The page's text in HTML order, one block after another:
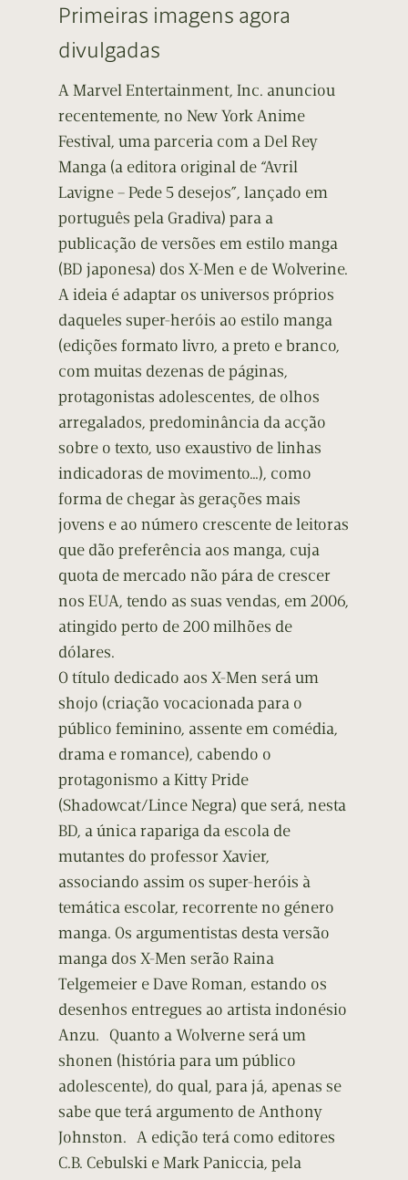
Primeiras imagens agora
divulgadas
A Marvel Entertainment, Inc. anunciou
recentemente, no New York Anime
Festival, uma parceria com a Del Rey
Manga (a editora original de “Avril
Lavigne – Pede 5 desejos”, lançado em
português pela Gradiva) para a
publicação de versões em estilo manga
(BD japonesa) dos X-Men e de Wolverine.
A ideia é adaptar os universos próprios
daqueles super-heróis ao estilo manga
(edições formato livro, a preto e branco,
com muitas dezenas de páginas,
protagonistas adolescentes, de olhos
arregalados, predominância da acção
sobre o texto, uso exaustivo de linhas
indicadoras de movimento…), como
forma de chegar às gerações mais
jovens e ao número crescente de leitoras
que dão preferência aos manga, cuja
quota de mercado não pára de crescer
nos EUA, tendo as suas vendas, em 2006,
atingido perto de 200 milhões de
dólares.
O título dedicado aos X-Men será um
shojo (criação vocacionada para o
público feminino, assente em comédia,
drama e romance), cabendo o
protagonismo a Kitty Pride
(Shadowcat/Lince Negra) que será, nesta
BD, a única rapariga da escola de
mutantes do professor Xavier,
associando assim os super-heróis à
temática escolar, recorrente no género
manga. Os argumentistas desta versão
manga dos X-Men serão Raina
Telgemeier e Dave Roman, estando os
desenhos entregues ao artista indonésio
Anzu. Quanto a Wolverne será um
shonen (história para um público
adolescente), do qual, para já, apenas se
sabe que terá argumento de Anthony
Johnston. A edição terá como editores
C.B. Cebulski e Mark Paniccia, pela